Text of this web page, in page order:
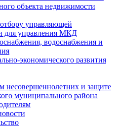
объекта недвижимости
управляющей
для управления МКД
водоснабжения и
экономического развития
несовершеннолетних и защите
муниципального района